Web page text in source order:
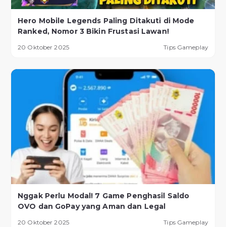
Hero Mobile Legends Paling Ditakuti di Mode
Ranked, Nomor 3 Bikin Frustasi Lawan!
20 Oktober 2025 Tips Gameplay
Nggak Perlu Modal! 7 Game Penghasil Saldo
OVO dan GoPay yang Aman dan Legal
20 Oktober 2025 Tips Gameplay